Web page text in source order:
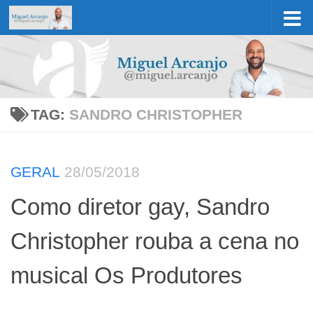
Skip to content
TAG: SANDRO CHRISTOPHER
GERAL 28/05/2018
Como diretor gay, Sandro
Christopher rouba a cena no
musical Os Produtores